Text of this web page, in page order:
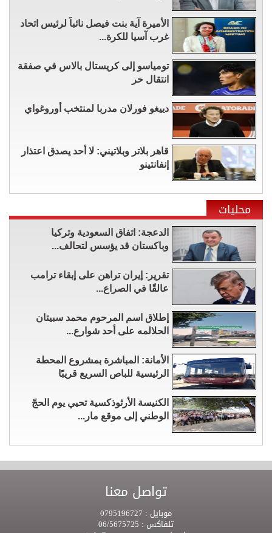
الأميرة آية بنت فيصل نائباً لرئيس اتحاد
غرب آسيا للكرة...
تومياسو إلى كريستال بالاس في صفقة
انتقال حر
دييغو فورلان مدربا لمنتخب أوروغواي
قاهر بلاتر وبلاتيني: لا أحد يصدق اعتذار
إنفانتينو
محليات
الدعجة: اتفاق السعودية وتركيا
وباكستان قد يؤسس لتحالف...
تقرير: إيران تراهن على إبقاء ترامب
عالقًا في الصراع...
إطلاق اسم المرحوم محمد سبيتان
الحلالمه على أحد شوارع...
الأمانة: المباشرة بمشروع المحطة
الرئيسية للباص السريع قريبًا
الكنيسة الأرثوذكسية تحيي يوم الحجّ
الوطني إلى موقع مار...
تواصل معنا
موبايل :
تلفاكس :